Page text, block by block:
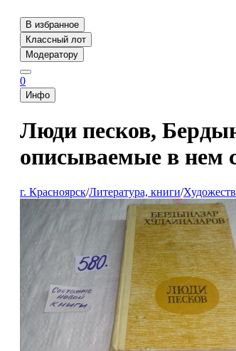
В избранное
Классный лот
Модератору
0
Инфо
Люди песков,
описываемые в нем
г. Красноярск/Литература, книги/